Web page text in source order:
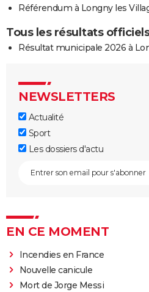
Référendum à Longny les
Tous les résultats
Résultat municipale 2026 à
NEWSLETTERS
Actualité
Sport
Les dossiers d'actu
EN CE MOMENT
Incendies en France
Nouvelle canicule
Mort de Jorge Messi